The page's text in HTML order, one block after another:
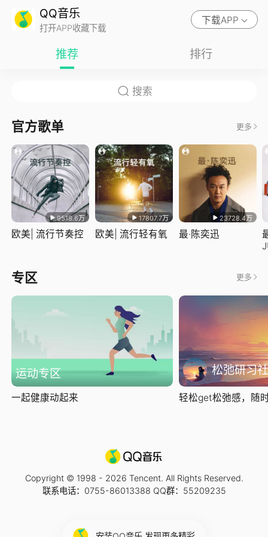
QQ音乐
打开APP收藏下载
下载APP
推荐 排行
官方歌单 更多
9518.6万
欧美| 流行节奏控
17807.7万
欧美| 流行轻有氧
23728.4万
最·陈奕迅
专区 更多
运动专区
一起健康动起来
松弛研习社
轻松get松弛感，随
Copyright © 1998 - 2026 Tencent. All Rights Reserved.
联系电话：0755-86013388 QQ群：55209235